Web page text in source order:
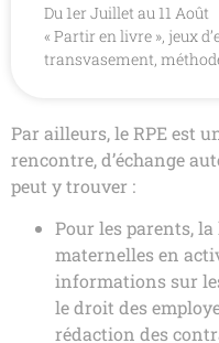
Du 1er Juillet au 11 Août
« Partir en livre », jeux
transvasement,
Par ailleurs, le RPE est
rencontre, d’échange
peut y trouver :
Pour les parents,
maternelles en
informations sur
le droit des
rédaction des